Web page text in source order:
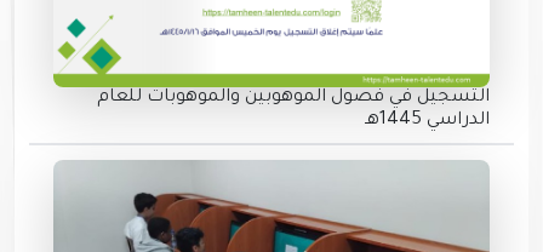
التسجيل في فصول الموهوبين والموهوبات للعام
الدراسي 1445هـ